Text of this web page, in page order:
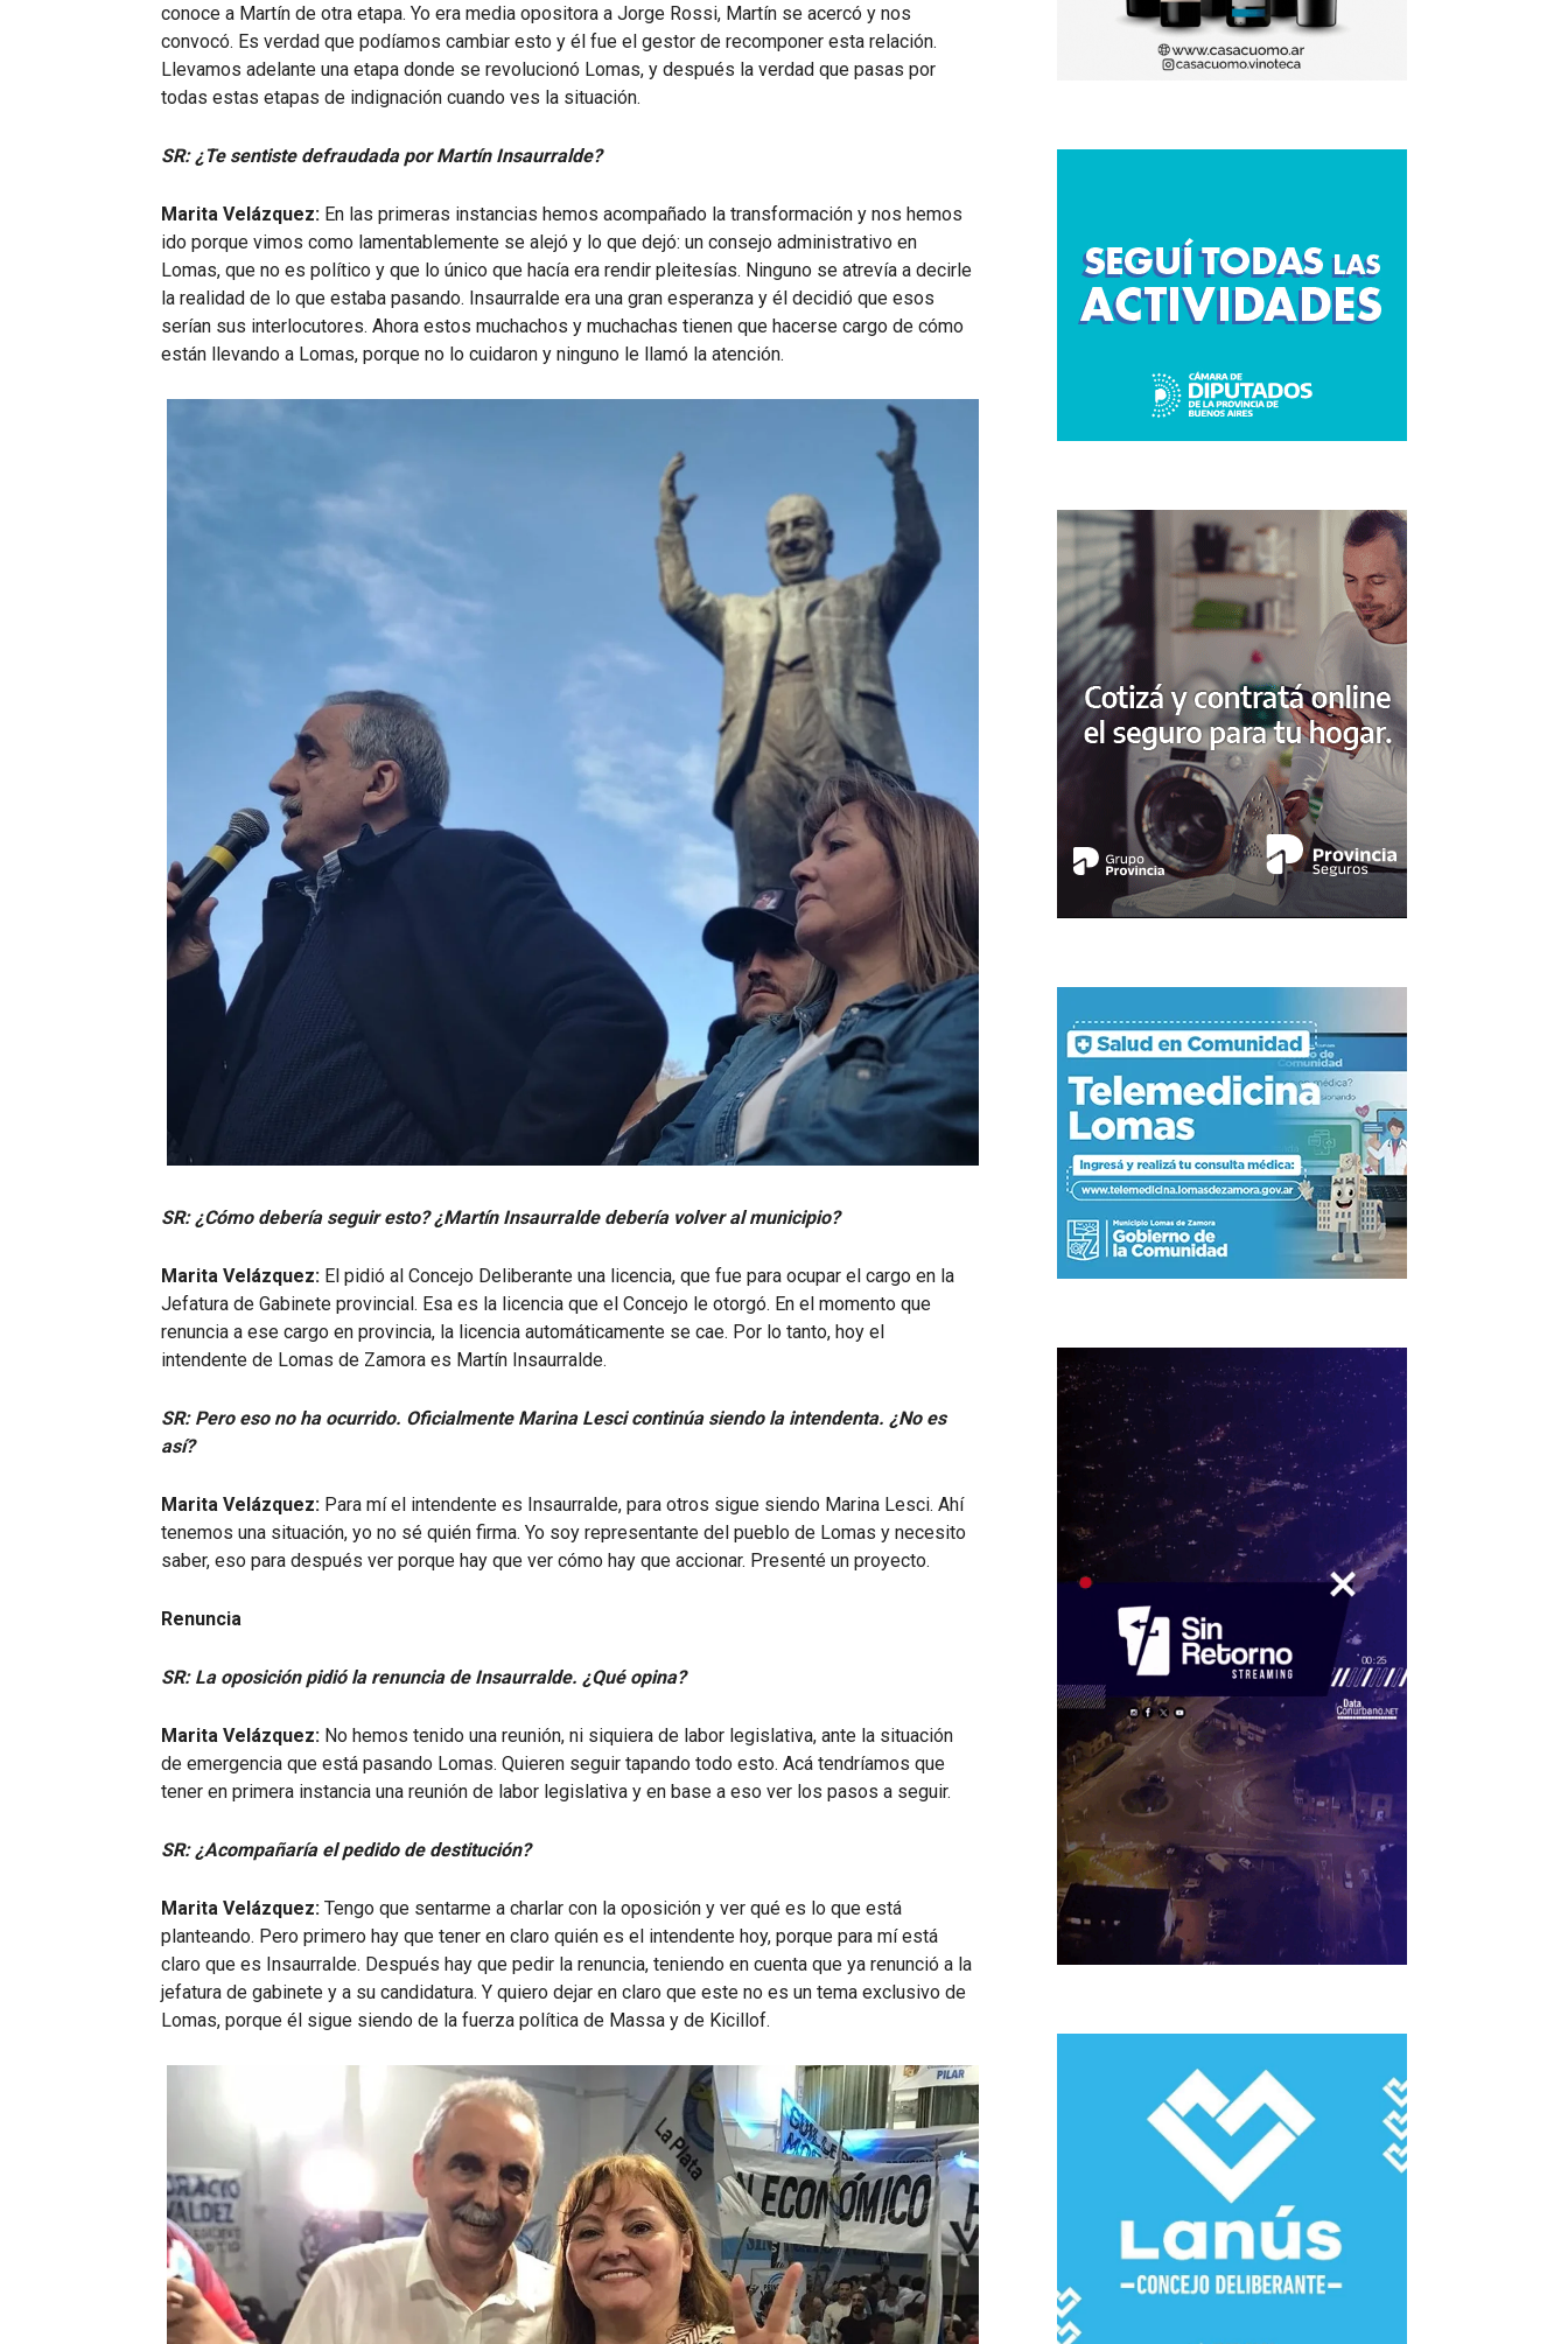
o
disminuir
el
conoce a Martín de otra etapa. Yo era media opositora a Jorge Rossi, Martín se acercó y nos
convocó. Es verdad que podíamos cambiar esto y él fue el gestor de recomponer esta relación.
Llevamos adelante una etapa donde se revolucionó Lomas, y después la verdad que pasas por
todas estas etapas de indignación cuando ves la situación.
SR: ¿Te sentiste defraudada por Martín Insaurralde?
Marita Velázquez: En las primeras instancias hemos acompañado la transformación y nos hemos
ido porque vimos como lamentablemente se alejó y lo que dejó: un consejo administrativo en
Lomas, que no es político y que lo único que hacía era rendir pleitesías. Ninguno se atrevía a decirle
la realidad de lo que estaba pasando. Insaurralde era una gran esperanza y él decidió que esos
serían sus interlocutores. Ahora estos muchachos y muchachas tienen que hacerse cargo de cómo
están llevando a Lomas, porque no lo cuidaron y ninguno le llamó la atención.
SR: ¿Cómo debería seguir esto? ¿Martín Insaurralde debería volver al municipio?
Marita Velázquez: El pidió al Concejo Deliberante una licencia, que fue para ocupar el cargo en la
Jefatura de Gabinete provincial. Esa es la licencia que el Concejo le otorgó. En el momento que
renuncia a ese cargo en provincia, la licencia automáticamente se cae. Por lo tanto, hoy el
intendente de Lomas de Zamora es Martín Insaurralde.
SR: Pero eso no ha ocurrido. Oficialmente Marina Lesci continúa siendo la intendenta. ¿No es
así?
Marita Velázquez: Para mí el intendente es Insaurralde, para otros sigue siendo Marina Lesci. Ahí
tenemos una situación, yo no sé quién firma. Yo soy representante del pueblo de Lomas y necesito
saber, eso para después ver porque hay que ver cómo hay que accionar. Presenté un proyecto.
Renuncia
SR: La oposición pidió la renuncia de Insaurralde. ¿Qué opina?
Marita Velázquez: No hemos tenido una reunión, ni siquiera de labor legislativa, ante la situación
de emergencia que está pasando Lomas. Quieren seguir tapando todo esto. Acá tendríamos que
tener en primera instancia una reunión de labor legislativa y en base a eso ver los pasos a seguir.
SR: ¿Acompañaría el pedido de destitución?
Marita Velázquez: Tengo que sentarme a charlar con la oposición y ver qué es lo que está
planteando. Pero primero hay que tener en claro quién es el intendente hoy, porque para mí está
claro que es Insaurralde. Después hay que pedir la renuncia, teniendo en cuenta que ya renunció a la
jefatura de gabinete y a su candidatura. Y quiero dejar en claro que este no es un tema exclusivo de
Lomas, porque él sigue siendo de la fuerza política de Massa y de Kicillof.